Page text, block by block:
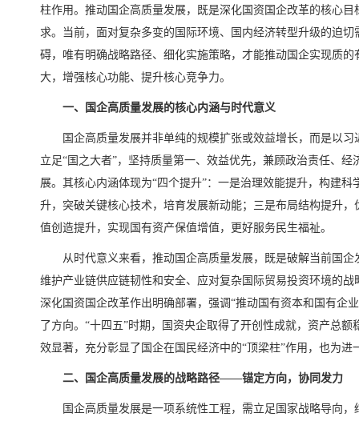
柱作用。推动国企高质量发展，既是深化国资国企改革的核心
求。当前，面对复杂多变的国际环境、国内经济转型升级的迫
碍，唯有明确战略路径、细化实施策略，才能推动国企实现质
大，增强核心功能、提升核心竞争力。
一、国企高质量发展的核心内涵与时代意义
国企高质量发展并非单纯的规模扩张或效益增长，而是以
立足“国之大者”，坚持质量第一、效益优先，兼顾政治责任、
展。其核心内涵体现为“四个提升”：一是治理效能提升，构建
升，突破关键核心技术，培育发展新动能；三是布局结构提升
值创造提升，实现国有资产保值增值，更好服务民生福祉。
从时代意义来看，推动国企高质量发展，既是破解当前国
维护产业链供应链韧性和安全、应对复杂国际贸易投资环境的
深化国资国企改革作出明确部署，强调“推动国有资本和国有企
了方向。“十四五”时期，国资央企取得了开创性成就，资产总
效显著，充分彰显了国企在国民经济中的“顶梁柱”作用，也为
二、国企高质量发展的战略路径——锚定方向，协同发力
国企高质量发展是一项系统性工程，需立足国家战略导向